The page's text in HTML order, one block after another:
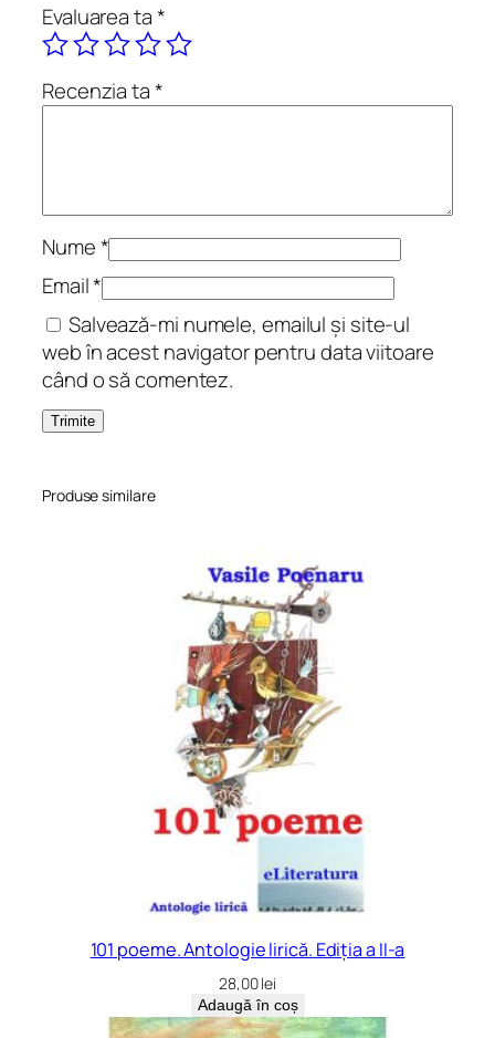
t
e
r
a
Evaluarea ta*
Recenzia ta*
Nume*
Email*
Salvează-mi numele, emailul și site-ul
web în acest navigator pentru data viitoare
când o să comentez.
Produse similare
101 poeme. Antologie lirică. Ediția a II-a
28,00lei
Adaugă în coș